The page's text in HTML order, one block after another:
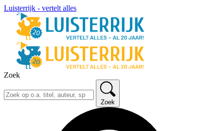
Luisterrijk - vertelt alles
Zoek
Zoek